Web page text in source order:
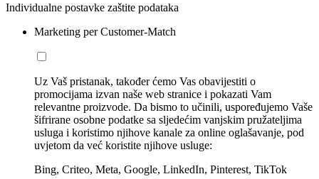
Individualne postavke zaštite podataka
Marketing per Customer-Match
Uz Vaš pristanak, također ćemo Vas obavijestiti o
promocijama izvan naše web stranice i pokazati Vam
relevantne proizvode. Da bismo to učinili, uspoređujemo Vaše
šifrirane osobne podatke sa sljedećim vanjskim pružateljima
usluga i koristimo njihove kanale za online oglašavanje, pod
uvjetom da već koristite njihove usluge:
Bing, Criteo, Meta, Google, LinkedIn, Pinterest, TikTok